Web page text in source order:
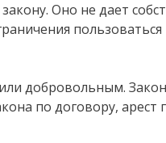
Оно не дает
добровольным.
по договору,